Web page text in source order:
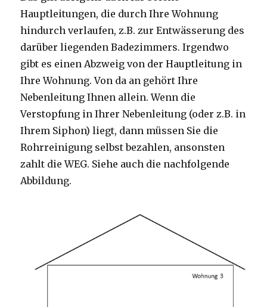
Hauptleitungen, die durch Ihre Wohnung
hindurch verlaufen, z.B. zur Entwässerung des
darüber liegenden Badezimmers. Irgendwo
gibt es einen Abzweig von der Hauptleitung in
Ihre Wohnung. Von da an gehört Ihre
Nebenleitung Ihnen allein. Wenn die
Verstopfung in Ihrer Nebenleitung (oder z.B. in
Ihrem Siphon) liegt, dann müssen Sie die
Rohrreinigung selbst bezahlen, ansonsten
zahlt die WEG. Siehe auch die nachfolgende
Abbildung.